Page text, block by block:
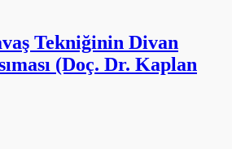
Tekniğinin Divan
(Doç. Dr. Kaplan